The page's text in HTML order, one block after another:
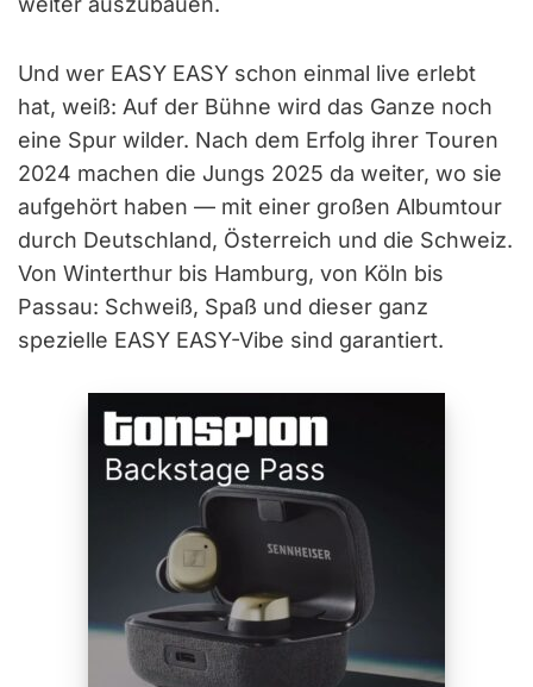
Und wer EASY EASY schon einmal live erlebt
hat, weiß: Auf der Bühne wird das Ganze noch
eine Spur wilder. Nach dem Erfolg ihrer Touren
2024 machen die Jungs 2025 da weiter, wo sie
aufgehört haben — mit einer großen Albumtour
durch Deutschland, Österreich und die Schweiz.
Von Winterthur bis Hamburg, von Köln bis
Passau: Schweiß, Spaß und dieser ganz
spezielle EASY EASY-Vibe sind garantiert.